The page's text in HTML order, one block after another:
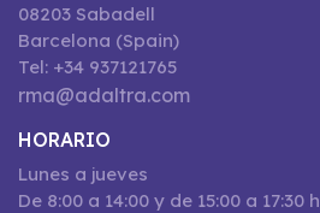
08203 Sabadell
Barcelona (Spain)
Tel: +34 937121765
rma@adaltra.com
HORARIO
Lunes a jueves
De 8:00 a 14:00 y de 15:00 a 17:30 h